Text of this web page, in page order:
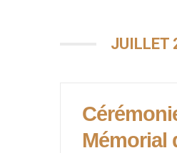
JUILLET
Mémorial